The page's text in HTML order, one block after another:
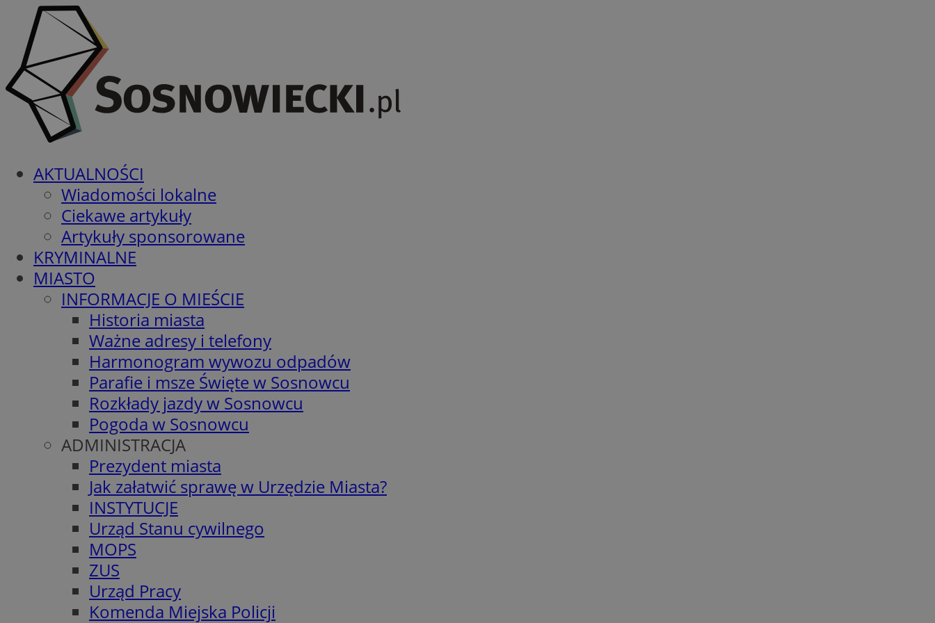
AKTUALNOŚCI
Wiadomości lokalne
Ciekawe artykuły
Artykuły sponsorowane
KRYMINALNE
MIASTO
INFORMACJE O MIEŚCIE
Historia miasta
Ważne adresy i telefony
Harmonogram wywozu odpadów
Parafie i msze Święte w Sosnowcu
Rozkłady jazdy w Sosnowcu
Pogoda w Sosnowcu
ADMINISTRACJA
Prezydent miasta
Jak załatwić sprawę w Urzędzie Miasta?
INSTYTUCJE
Urząd Stanu cywilnego
MOPS
ZUS
Urząd Pracy
Komenda Miejska Policji